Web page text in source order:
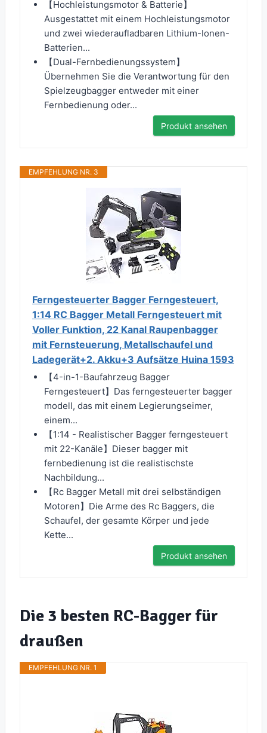
【Hochleistungsmotor & Batterie】
Ausgestattet mit einem Hochleistungsmotor
und zwei wiederaufladbaren Lithium-Ionen-
Batterien...
【Dual-Fernbedienungssystem】
Übernehmen Sie die Verantwortung für den
Spielzeugbagger entweder mit einer
Fernbedienung oder...
Produkt ansehen
EMPFEHLUNG NR. 3
Ferngesteuerter Bagger Ferngesteuert,
1:14 RC Bagger Metall Ferngesteuert mit
Voller Funktion, 22 Kanal Raupenbagger
mit Fernsteuerung, Metallschaufel und
Ladegerät+2. Akku+3 Aufsätze Huina 1593
【4-in-1-Baufahrzeug Bagger
Ferngesteuert】Das ferngesteuerter bagger
modell, das mit einem Legierungseimer,
einem...
【1:14 - Realistischer Bagger ferngesteuert
mit 22-Kanäle】Dieser bagger mit
fernbedienung ist die realistischste
Nachbildung...
【Rc Bagger Metall mit drei selbständigen
Motoren】Die Arme des Rc Baggers, die
Schaufel, der gesamte Körper und jede
Kette...
Produkt ansehen
Die 3 besten RC-Bagger für
draußen
EMPFEHLUNG NR. 1